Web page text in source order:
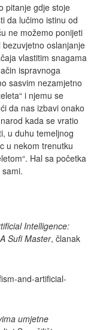
pitanje gdje stoje
da lučimo istinu od
ne možemo ponijeti
oslanjanje
vlastitim snagama
ispravnoga
sasvim nezamjetno
i njemu se
da nas izbavi onako
kada se vratio
u duhu temeljnog
u nekom trenutku
Hal sa početka
Intelligence:
Sufi Master, članak
and-artificial-
umjetne